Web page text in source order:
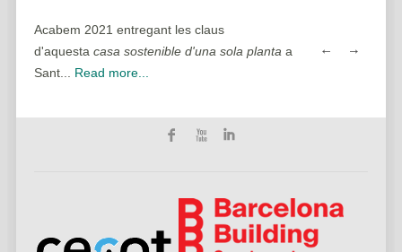
Acabem 2021 entregant les claus
d'aquesta casa sostenible d'una sola planta a
Sant... Read more...
casa sostenible